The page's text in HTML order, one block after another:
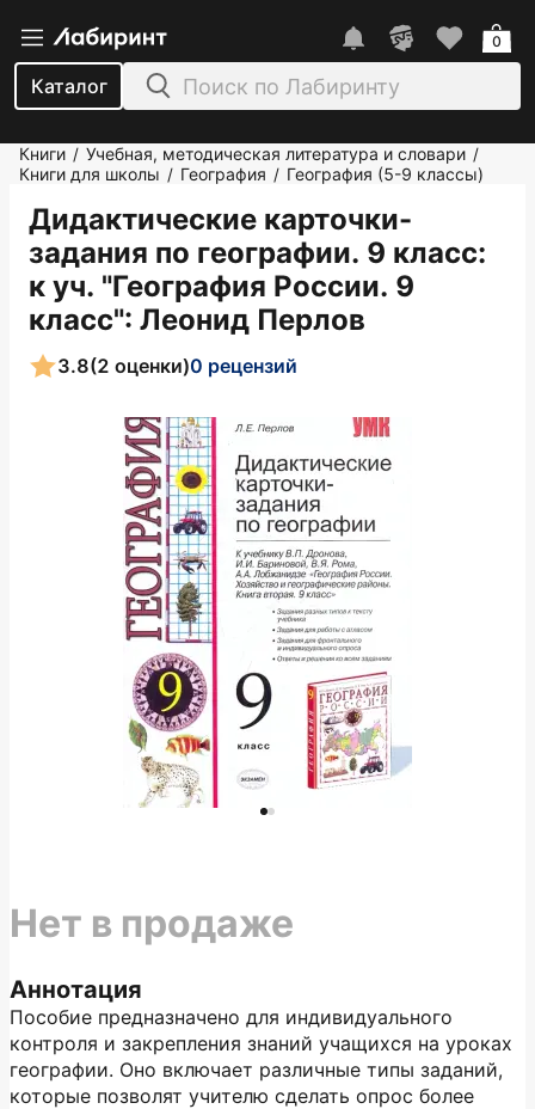
Каталог
0
Книги / Учебная, методическая литература и словари /
Книги для школы / География / География (5-9 классы)
Дидактические карточки-
задания по географии. 9 класс:
к уч. "География России. 9
класс": Леонид Перлов
3.8(2 оценки)0 рецензий
Аннотация
Пособие предназначено для индивидуального
контроля и закрепления знаний учащихся на уроках
географии. Оно включает различные типы заданий,
которые позволят учителю сделать опрос более
Нет в продаже